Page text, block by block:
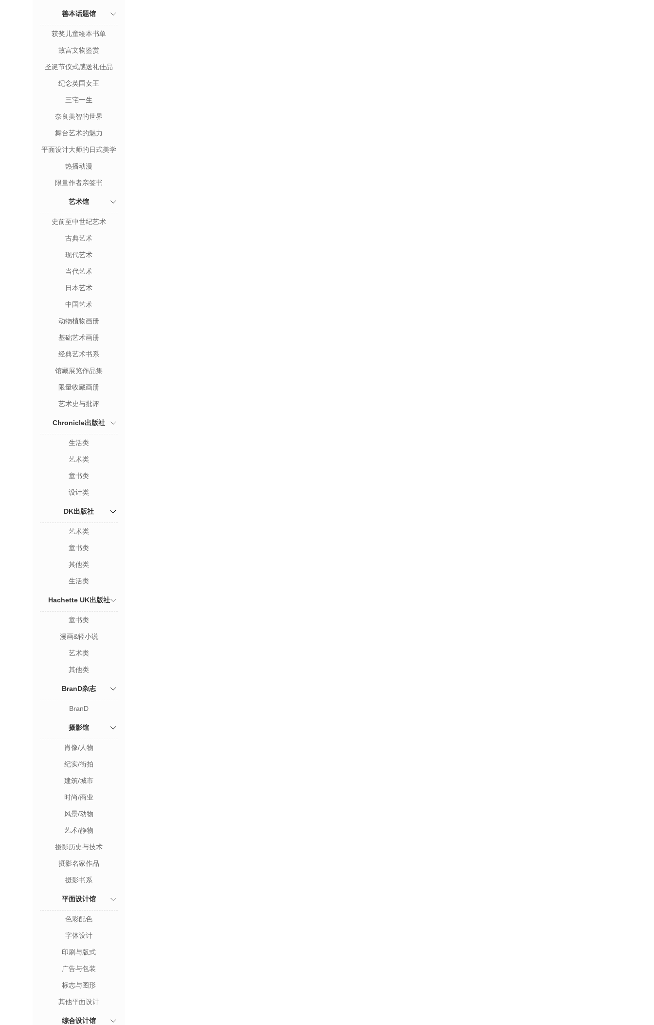
善本话题馆
获奖儿童绘本书单
故宫文物鉴赏
圣诞节仪式感送礼佳品
纪念英国女王
三宅一生
奈良美智的世界
舞台艺术的魅力
平面设计大师的日式美学
热播动漫
限量作者亲签书
艺术馆
史前至中世纪艺术
古典艺术
现代艺术
当代艺术
日本艺术
中国艺术
动物植物画册
基础艺术画册
经典艺术书系
馆藏展览作品集
限量收藏画册
艺术史与批评
Chronicle出版社
生活类
艺术类
童书类
设计类
DK出版社
艺术类
童书类
其他类
生活类
Hachette UK出版社
童书类
漫画&轻小说
艺术类
其他类
BranD杂志
BranD
摄影馆
肖像/人物
纪实/街拍
建筑/城市
时尚/商业
风景/动物
艺术/静物
摄影历史与技术
摄影名家作品
摄影书系
平面设计馆
色彩配色
字体设计
印刷与版式
广告与包装
标志与图形
其他平面设计
综合设计馆